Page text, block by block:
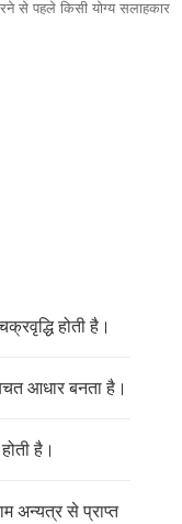
से पहले किसी योग्य सलाहकार
होती है।
आधार बनता है।
है।
अन्यत्र से प्राप्त